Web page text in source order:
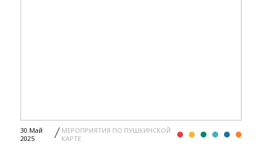
30 Май
2025
МЕРОПРИЯТИЯ ПО ПУШКИНСКОЙ
КАРТЕ